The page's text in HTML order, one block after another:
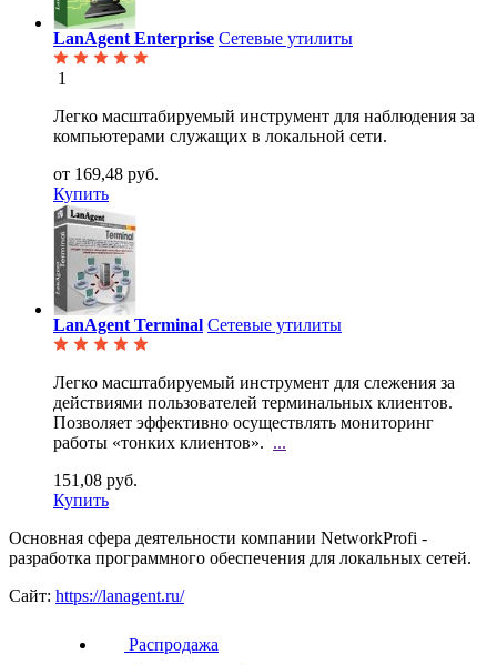
LanAgent Enterprise Сетевые утилиты
1
Легко масштабируемый инструмент для наблюдения за
компьютерами служащих в локальной сети.
от 169,48 руб.
Купить
LanAgent Terminal Сетевые утилиты
Легко масштабируемый инструмент для слежения за
действиями пользователей терминальных клиентов.
Позволяет эффективно осуществлять мониторинг
работы «тонких клиентов». ...
151,08 руб.
Купить
Основная сфера деятельности компании NetworkProfi -
разработка программного обеспечения для локальных сетей.
Сайт: https://lanagent.ru/
Распродажа